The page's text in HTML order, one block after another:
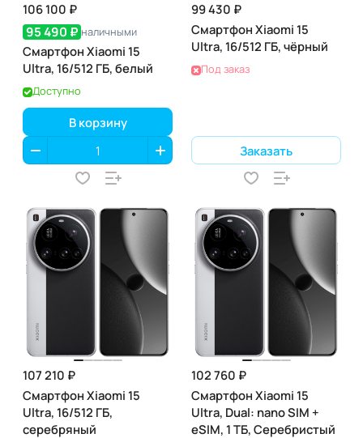
106 100 ₽
95 490 ₽ наличными
Смартфон Xiaomi 15
Ultra, 16/512 ГБ, белый
Доступно
В корзину
99 430 ₽
Смартфон Xiaomi 15
Ultra, 16/512 ГБ, чёрный
Под заказ
Заказать
107 210 ₽
Смартфон Xiaomi 15
Ultra, 16/512 ГБ,
серебряный
102 760 ₽
Смартфон Xiaomi 15
Ultra, Dual: nano SIM +
eSIM, 1 ТБ, Серебристый